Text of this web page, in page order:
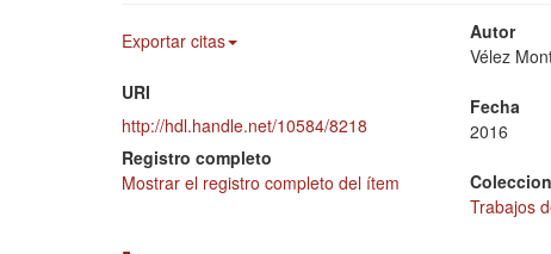
Exportar citas
URI
http://hdl.handle.net/10584/8218
Registro completo
Mostrar el registro completo del ítem
Autor
Vélez
Fecha
2016
Trabajos